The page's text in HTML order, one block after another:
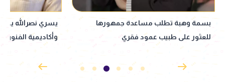
يسري نصرالله ينتقد إعلانات معهد السينما
وأكاديمية الفنون: الأسلوب الروش بقى
فردوس
وقوفي أمامه كان